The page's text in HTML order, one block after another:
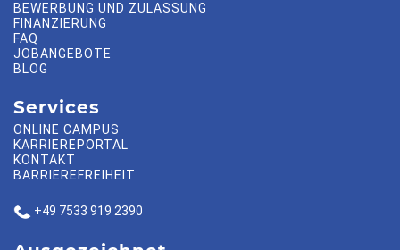
BEWERBUNG UND ZULASSUNG
FINANZIERUNG
FAQ
JOBANGEBOTE
BLOG
Services
ONLINE CAMPUS
KARRIEREPORTAL
KONTAKT
BARRIEREFREIHEIT
+49 7533 919 2390